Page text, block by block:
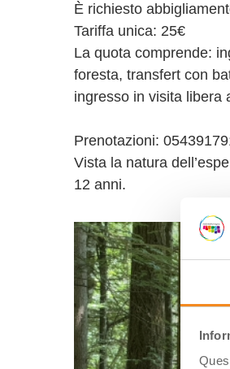
È richiesto
Tariffa unica: 25€
La quota comprende:
foresta, transfert con
ingresso in visita libera
Prenotazioni:
Vista la natura
12 anni.